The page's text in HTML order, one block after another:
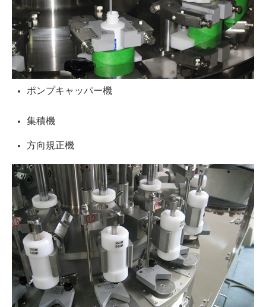
ポンプキャッパー機
集積機
方向規正機